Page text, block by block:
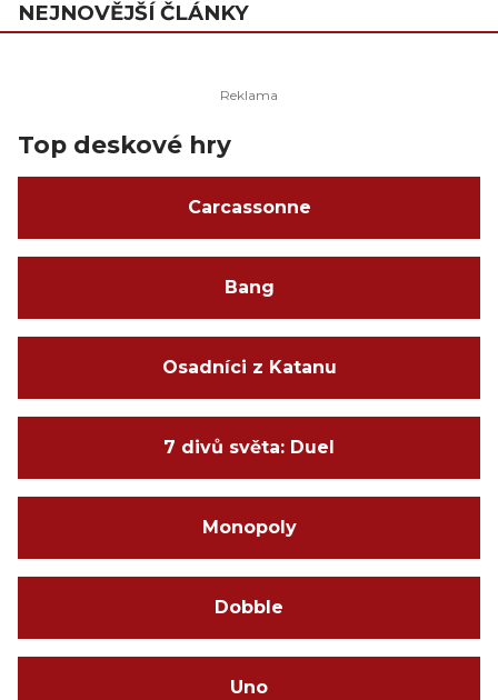
NEJNOVĚJŠÍ ČLÁNKY
Top deskové hry
Carcassonne
Bang
Osadníci z Katanu
7 divů světa: Duel
Monopoly
Dobble
Uno